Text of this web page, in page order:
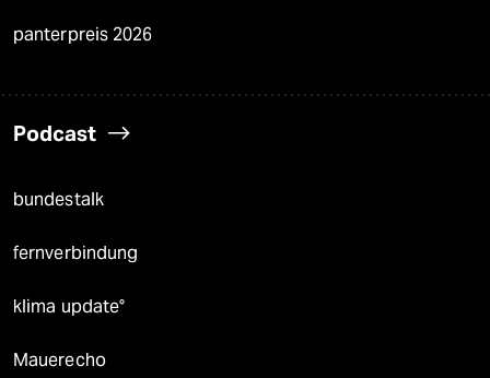
panterpreis 2026
Podcast
bundestalk
fernverbindung
klima update°
Mauerecho